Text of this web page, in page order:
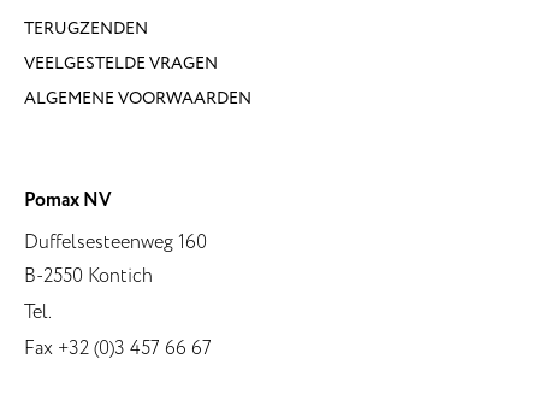
TERUGZENDEN
VEELGESTELDE VRAGEN
ALGEMENE VOORWAARDEN
Pomax NV
Duffelsesteenweg 160
B-2550 Kontich
Tel.
Fax +32 (0)3 457 66 67